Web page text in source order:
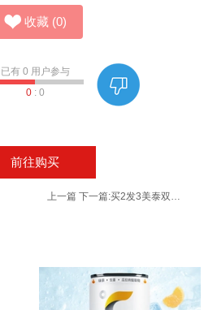
收藏(0)
已有 0 用户参与
0: 0
前往购买
上一篇 下一篇: 买2发3美泰双键100粒成人软胶囊